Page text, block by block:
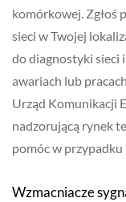
komórkowej. Zgłoś
sieci w Twojej
do diagnostyki sieci
awariach lub
Urząd Komunikacji
nadzorującą rynek
pomóc w
Wzmacniacze